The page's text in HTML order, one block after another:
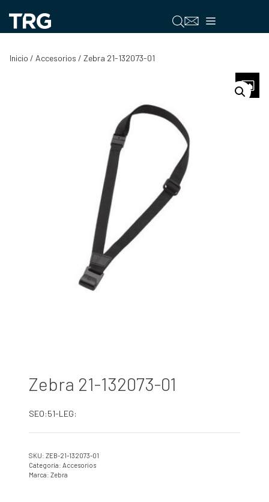
contenido
Menú
Inicio / Accesorios / Zebra 21-132073-01
Zebra 21-132073-01
SEO:51-LEG:
SKU: ZEB-21-132073-01
Categoría: Accesorios
Marca: Zebra